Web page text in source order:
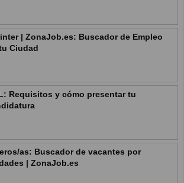
| ZonaJob.es: Buscador de Empleo
Ciudad
Requisitos y cómo presentar tu
as: Buscador de vacantes por
| ZonaJob.es